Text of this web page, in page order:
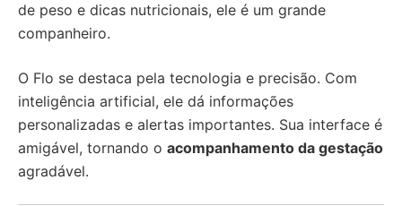
de peso e dicas nutricionais, ele é um grande
companheiro.
O Flo se destaca pela tecnologia e precisão. Com
inteligência artificial, ele dá informações
personalizadas e alertas importantes. Sua interface é
amigável, tornando o acompanhamento da gestação
agradável.